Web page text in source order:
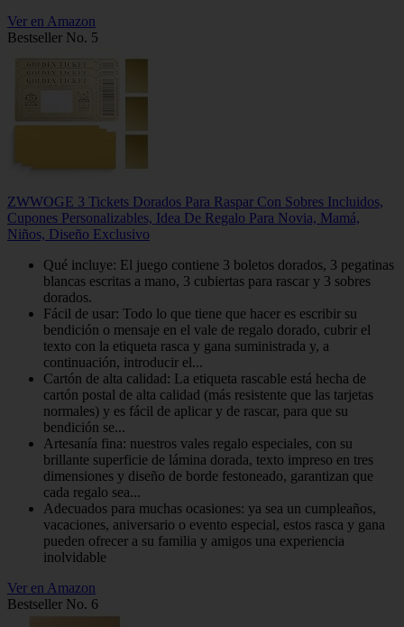
Ver en Amazon
Bestseller No. 5
ZWWOGE 3 Tickets Dorados Para Raspar Con Sobres Incluidos,
Cupones Personalizables, Idea De Regalo Para Novia, Mamá,
Niños, Diseño Exclusivo
Qué incluye: El juego contiene 3 boletos dorados, 3 pegatinas
blancas escritas a mano, 3 cubiertas para rascar y 3 sobres
dorados.
Fácil de usar: Todo lo que tiene que hacer es escribir su
bendición o mensaje en el vale de regalo dorado, cubrir el
texto con la etiqueta rasca y gana suministrada y, a
continuación, introducir el...
Cartón de alta calidad: La etiqueta rascable está hecha de
cartón postal de alta calidad (más resistente que las tarjetas
normales) y es fácil de aplicar y de rascar, para que su
bendición se...
Artesanía fina: nuestros vales regalo especiales, con su
brillante superficie de lámina dorada, texto impreso en tres
dimensiones y diseño de borde festoneado, garantizan que
cada regalo sea...
Adecuados para muchas ocasiones: ya sea un cumpleaños,
vacaciones, aniversario o evento especial, estos rasca y gana
pueden ofrecer a su familia y amigos una experiencia
inolvidable
Ver en Amazon
Bestseller No. 6